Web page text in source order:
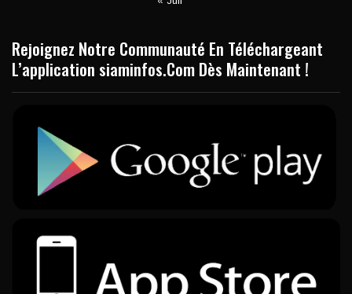
Rejoignez Notre Communauté En Téléchargeant
L’application siaminfos.Com Dès Maintenant !